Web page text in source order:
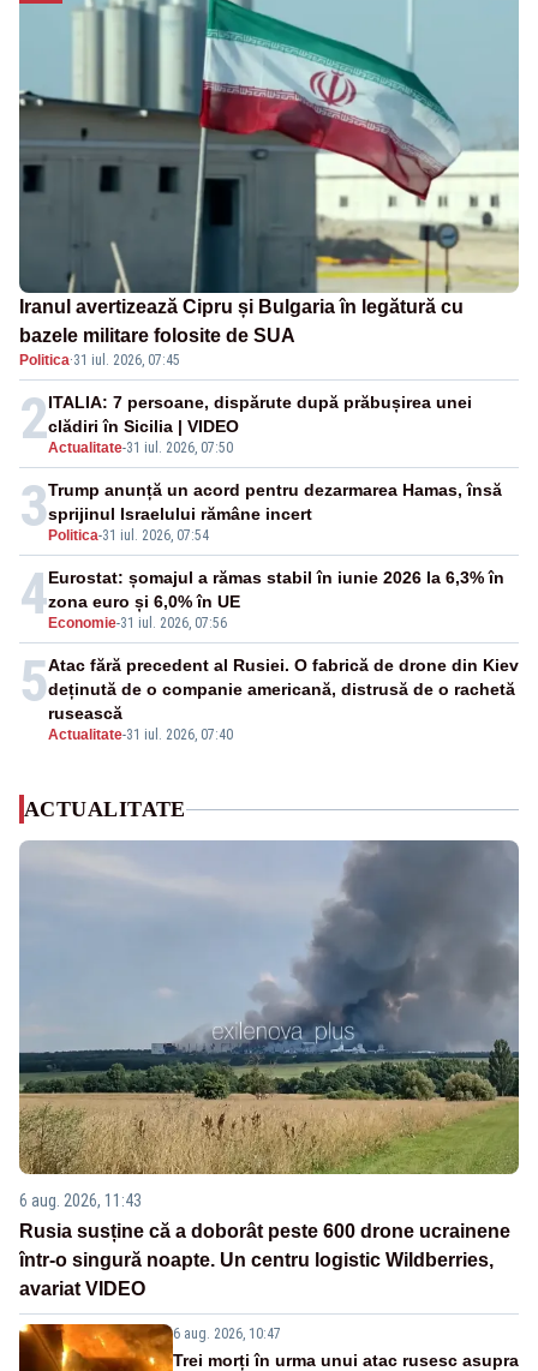
Iranul avertizează Cipru și Bulgaria în legătură cu
bazele militare folosite de SUA
Politica·31 iul. 2026, 07:45
2Actualitate-31 iul. 2026, 07:50
ITALIA: 7 persoane, dispărute după prăbușirea unei
clădiri în Sicilia | VIDEO
3 Politica-31 iul. 2026, 07:54
Trump anunță un acord pentru dezarmarea Hamas, însă
sprijinul Israelului rămâne incert
4 Economie-31 iul. 2026, 07:56
Eurostat: șomajul a rămas stabil în iunie 2026 la 6,3% în
zona euro și 6,0% în UE
5
Actualitate-31 iul. 2026, 07:40
Atac fără precedent al Rusiei. O fabrică de drone din Kiev
deținută de o companie americană, distrusă de o rachetă
rusească
ACTUALITATE
6 aug. 2026, 11:43
Rusia susține că a doborât peste 600 drone ucrainene
într-o singură noapte. Un centru logistic Wildberries,
avariat VIDEO
6 aug. 2026, 10:47
Trei morți în urma unui atac rusesc asupra